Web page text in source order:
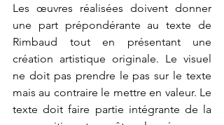
Les œuvres réalisées doivent donner
une part prépondérante au texte de
Rimbaud tout en présentant une
création artistique originale. Le visuel
ne doit pas prendre le pas sur le texte
mais au contraire le mettre en valeur. Le
texte doit faire partie intégrante de la